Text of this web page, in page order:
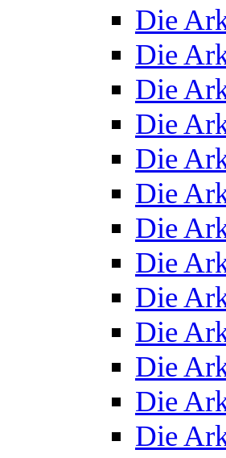
Die
Die
Die
Die
Die
Die
Die
Die
Die
Die
Die
Die
Die